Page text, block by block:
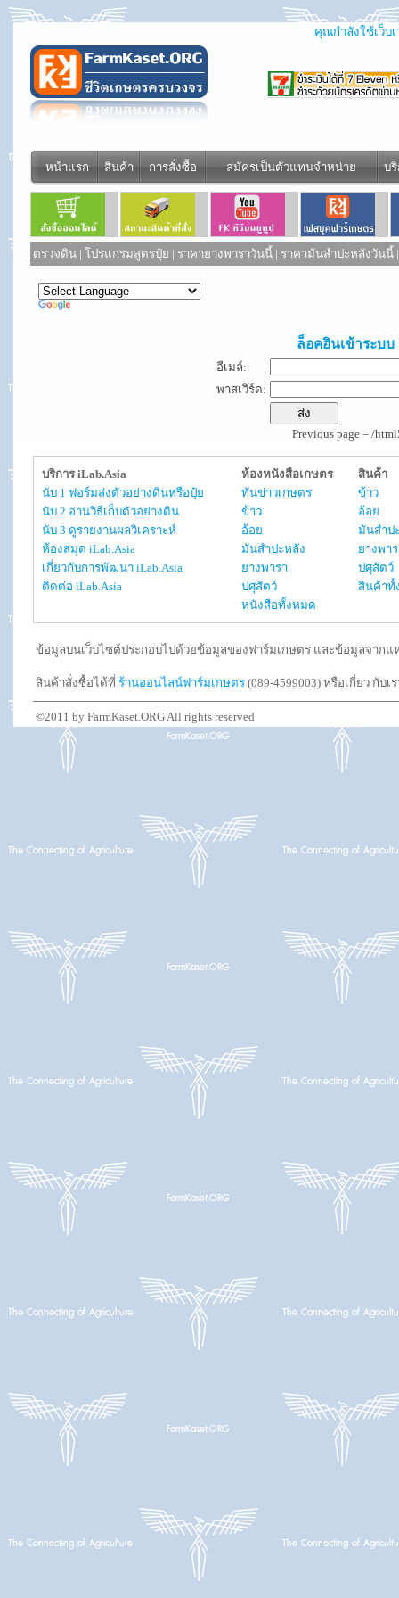
คุณกำลังใช้เว็บ
หน้าแรก สินค้า การสั่งซื้อ สมัครเป็นตัวแทนจำหน่าย บ
ตรวจดิน | โปรแกรมสูตรปุ๋ย | ราคายางพาราวันนี้ | ราคามันสำปะหลังวันนี้
ล็อคอินเข้าระบบ
อีเมล์:
พาสเวิร์ด:
Previous page = /
บริการ iLab.Asia
นับ 1 ฟอร์มส่งตัวอย่างดินหรือปุ๋ย
นับ 2 อ่านวิธีเก็บตัวอย่างดิน
นับ 3 ดูรายงานผลวิเคราะห์
ห้องสมุด iLab.Asia
เกี่ยวกับการพัฒนา iLab.Asia
ติดต่อ iLab.Asia
ห้องหนังสือเกษตร
ทันข่าวเกษตร
ข้าว
อ้อย
มันสำปะหลัง
ยางพารา
ปศุสัตว์
หนังสือทั้งหมด
สินค้า
ข้าว
อ้อย
มันสำป
ยางพา
ปศุสัตว์
สินค้าทั้
ข้อมูลบนเว็บไซต์ประกอบไปด้วยข้อมูลของฟาร์มเกษตร และข้อมูลจาก
สินค้าสั่งซื้อได้ที่ ร้านออนไลน์ฟาร์มเกษตร (089-4599003) หรือเกี่ยว กับเ
©2011 by FarmKaset.ORG All rights reserved